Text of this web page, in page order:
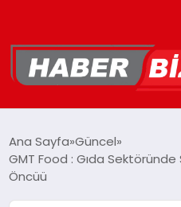
YAŞAM
Ana Sayfa Güncel
GMT Food : Gıda
Öncüü